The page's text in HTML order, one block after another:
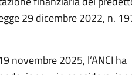
29 dicembre 2022, n.
novembre 2025, l’ANCI ha